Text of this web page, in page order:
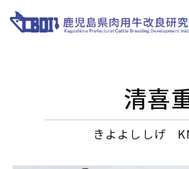
清喜
きよよししげ